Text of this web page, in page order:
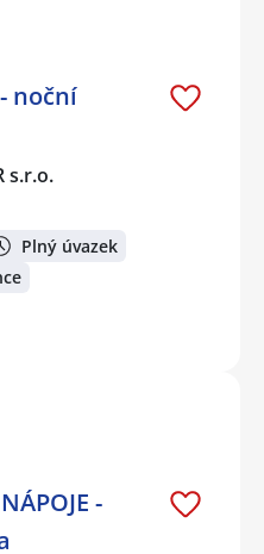
noční
s.r.o.
Plný úvazek
-